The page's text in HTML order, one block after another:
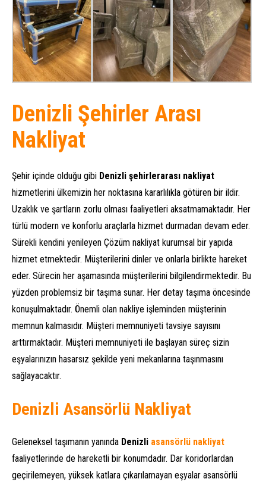
Denizli Şehirler Arası
Nakliyat
Şehir içinde olduğu gibi Denizli şehirlerarası nakliyat
hizmetlerini ülkemizin her noktasına kararlılıkla götüren bir ildir.
Uzaklık ve şartların zorlu olması faaliyetleri aksatmamaktadır. Her
türlü modern ve konforlu araçlarla hizmet durmadan devam eder.
Sürekli kendini yenileyen Çözüm nakliyat kurumsal bir yapıda
hizmet etmektedir. Müşterilerini dinler ve onlarla birlikte hareket
eder. Sürecin her aşamasında müşterilerini bilgilendirmektedir. Bu
yüzden problemsiz bir taşıma sunar. Her detay taşıma öncesinde
konuşulmaktadır. Önemli olan nakliye işleminden müşterinin
memnun kalmasıdır. Müşteri memnuniyeti tavsiye sayısını
arttırmaktadır. Müşteri memnuniyeti ile başlayan süreç sizin
eşyalarınızın hasarsız şekilde yeni mekanlarına taşınmasını
sağlayacaktır.
Denizli Asansörlü Nakliyat
Geleneksel taşımanın yanında Denizli asansörlü nakliyat
faaliyetlerinde de hareketli bir konumdadır. Dar koridorlardan
geçirilemeyen, yüksek katlara çıkarılamayan eşyalar asansörlü